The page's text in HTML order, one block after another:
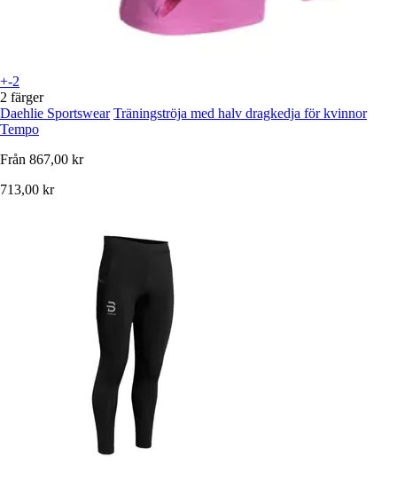
+-2
2 färger
Daehlie Sportswear Träningströja med halv dragkedja för kvinnor
Tempo
Från 867,00 kr
713,00 kr